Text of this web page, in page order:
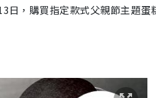
日， 購買指定款式父親節主題蛋